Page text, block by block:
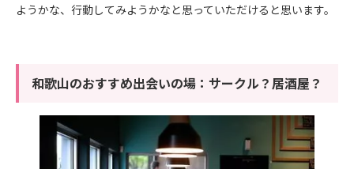
ようかな、行動してみようかなと思っていただけると思います。
和歌山のおすすめ出会いの場：サークル？居酒屋？